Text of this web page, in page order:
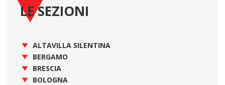
LE SEZIONI
ALTAVILLA SILENTINA
BERGAMO
BRESCIA
BOLOGNA